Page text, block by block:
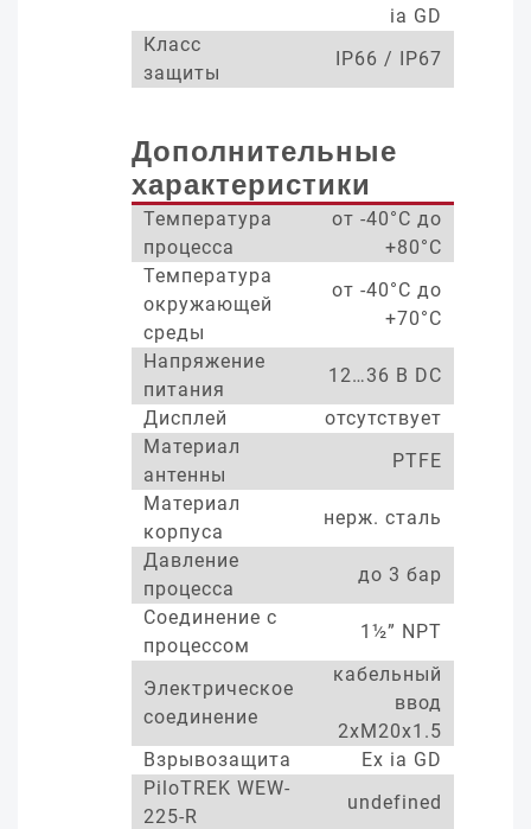
ia GD
Класс
защиты
IP66 / IP67
Дополнительные
характеристики
Температура
процесса
от -40°С до
+80°С
Температура
окружающей
среды
от -40°С до
+70°С
Напряжение
питания
12…36 В DC
Дисплей
отсутствует
Материал
антенны
PTFE
Материал
корпуса
нерж. сталь
Давление
процесса
до 3 бар
Соединение с
процессом
1½” NPT
Электрическое
соединение
кабельный
ввод
2xM20x1.5
Взрывозащита
Ex ia GD
PiloTREK WEW-
225-R
undefined